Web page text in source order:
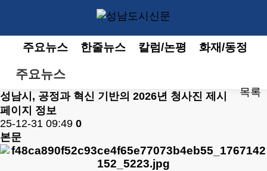
주요뉴스 한줄뉴스 칼럼/논평 화재/동정
주요뉴스
목록
성남시, 공정과 혁신 기반의 2026년 청사진 제시
페이지 정보
25-12-31 09:49 0
본문